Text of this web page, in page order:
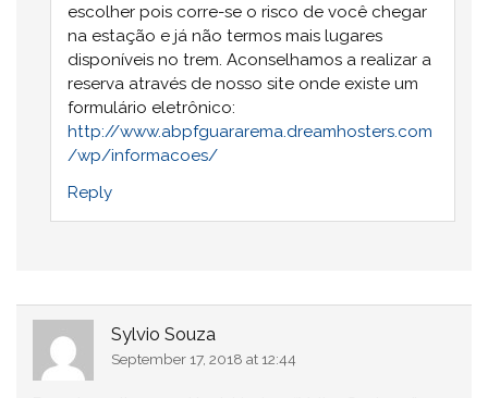
escolher pois corre-se o risco de você chegar
na estação e já não termos mais lugares
disponíveis no trem. Aconselhamos a realizar a
reserva através de nosso site onde existe um
formulário eletrônico:
http://www.abpfguararema.dreamhosters.com
/wp/informacoes/
Reply
Sylvio Souza
September 17, 2018 at 12:44